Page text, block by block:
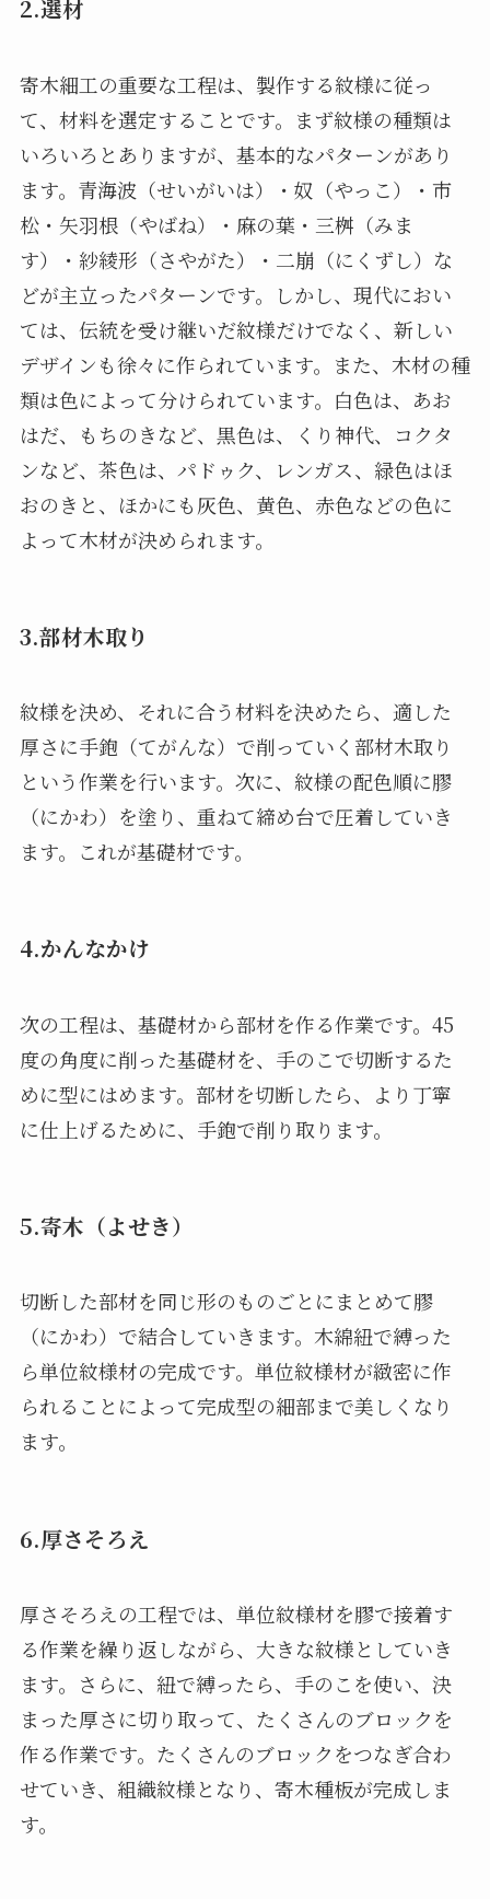
2.選材
寄木細工の重要な工程は、製作する紋様に従っ
て、材料を選定することです。まず紋様の種類は
いろいろとありますが、基本的なパターンがあり
ます。青海波（せいがいは）・奴（やっこ）・市
松・矢羽根（やばね）・麻の葉・三桝（みま
す）・紗綾形（さやがた）・二崩（にくずし）な
どが主立ったパターンです。しかし、現代におい
ては、伝統を受け継いだ紋様だけでなく、新しい
デザインも徐々に作られています。また、木材の種
類は色によって分けられています。白色は、あお
はだ、もちのきなど、黒色は、くり神代、コクタ
ンなど、茶色は、パドゥク、レンガス、緑色はほ
おのきと、ほかにも灰色、黄色、赤色などの色に
よって木材が決められます。
3.部材木取り
紋様を決め、それに合う材料を決めたら、適した
厚さに手鉋（てがんな）で削っていく部材木取り
という作業を行います。次に、紋様の配色順に膠
（にかわ）を塗り、重ねて締め台で圧着していき
ます。これが基礎材です。
4.かんなかけ
次の工程は、基礎材から部材を作る作業です。45
度の角度に削った基礎材を、手のこで切断するた
めに型にはめます。部材を切断したら、より丁寧
に仕上げるために、手鉋で削り取ります。
5.寄木（よせき）
切断した部材を同じ形のものごとにまとめて膠
（にかわ）で結合していきます。木綿紐で縛った
ら単位紋様材の完成です。単位紋様材が緻密に作
られることによって完成型の細部まで美しくなり
ます。
6.厚さそろえ
厚さそろえの工程では、単位紋様材を膠で接着す
る作業を繰り返しながら、大きな紋様としていき
ます。さらに、紐で縛ったら、手のこを使い、決
まった厚さに切り取って、たくさんのブロックを
作る作業です。たくさんのブロックをつなぎ合わ
せていき、組織紋様となり、寄木種板が完成しま
す。